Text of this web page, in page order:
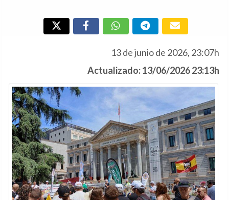
13 de junio de 2026, 23:07h
Actualizado: 13/06/2026 23:13h